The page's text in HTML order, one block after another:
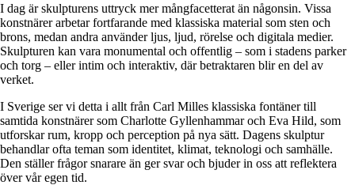
I dag är skulpturens uttryck mer mångfacetterat än någonsin. Vissa
konstnärer arbetar fortfarande med klassiska material som sten och
brons, medan andra använder ljus, ljud, rörelse och digitala medier.
Skulpturen kan vara monumental och offentlig – som i stadens parker
och torg – eller intim och interaktiv, där betraktaren blir en del av
verket.
I Sverige ser vi detta i allt från Carl Milles klassiska fontäner till
samtida konstnärer som Charlotte Gyllenhammar och Eva Hild, som
utforskar rum, kropp och perception på nya sätt. Dagens skulptur
behandlar ofta teman som identitet, klimat, teknologi och samhälle.
Den ställer frågor snarare än ger svar och bjuder in oss att reflektera
över vår egen tid.